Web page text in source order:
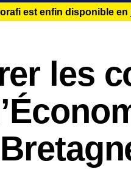
est enfin disponible
les